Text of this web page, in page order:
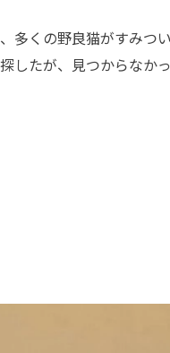
多くの野良猫がすみ
したが、見つからなかっ